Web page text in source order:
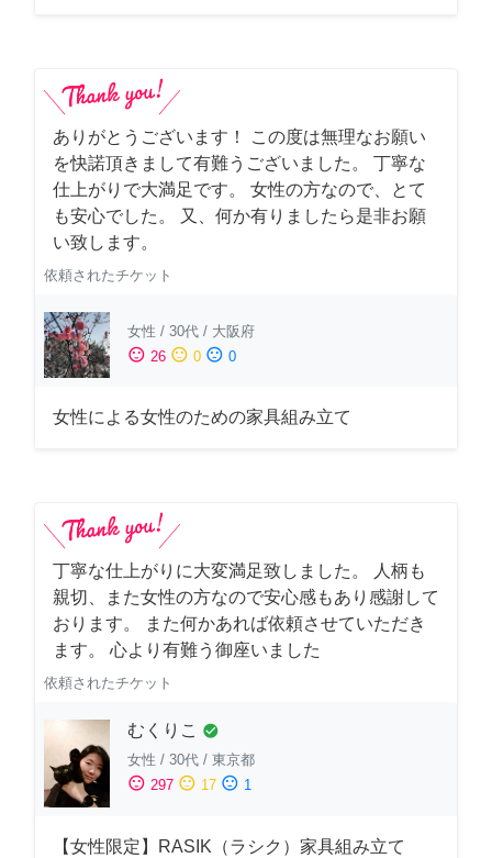
ありがとうございます！ この度は無理なお願い
を快諾頂きまして有難うございました。 丁寧な
仕上がりで大満足です。 女性の方なので、とて
も安心でした。 又、何か有りましたら是非お願
い致します。
依頼されたチケット
女性 / 30代 / 大阪府
sentiment_satisfied 26 sentiment_neutral 0 sentiment_dissatisfied 0
女性による女性のための家具組み立て
丁寧な仕上がりに大変満足致しました。 人柄も
親切、また女性の方なので安心感もあり感謝して
おります。 また何かあれば依頼させていただき
ます。 心より有難う御座いました
依頼されたチケット
むくりこ check_circle
女性 / 30代 / 東京都
sentiment_satisfied 297 sentiment_neutral 17 sentiment_dissatisfied 1
【女性限定】RASIK（ラシク）家具組み立て